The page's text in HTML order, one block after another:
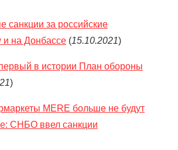
за российские
на Донбассе (15.10.2021)
в истории План обороны
)
MERE больше не будут
СНБО ввел санкции